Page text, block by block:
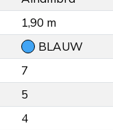
1,90 m
BLAUW
7
5
4